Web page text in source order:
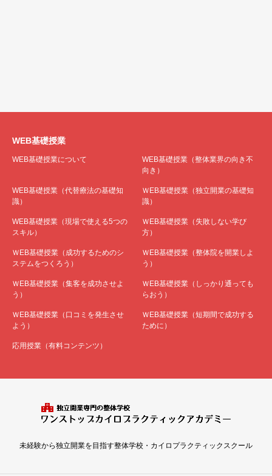
WEB基礎授業
WEB基礎授業について
WEB基礎授業（整体業界の向き不
向き）
WEB基礎授業（代替療法の基礎知
識）
ＷEB基礎授業（独立開業の基礎知
識）
WEB基礎授業（現場で使える5つの
スキル）
ＷEB基礎授業（失敗しない学び
方）
ＷEB基礎授業（成功するためのシ
ステムをつくろう）
ＷEB基礎授業（整体院を開業しよ
う）
ＷEB基礎授業（集客を成功させよ
う）
ＷEB基礎授業（しっかり通っても
らおう）
ＷEB基礎授業（口コミを発生させ
よう）
ＷEB基礎授業（短期間で成功する
ために）
応用授業（有料コンテンツ）
未経験から独立開業を目指す整体学校・カイロプラクティックスクール